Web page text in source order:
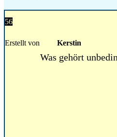
56
Erstellt von Kerstin
Was gehört